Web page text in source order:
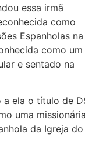
essa irmã
como
Espanholas na
como um
e sentado na
a ela o título de
uma
da Igreja do